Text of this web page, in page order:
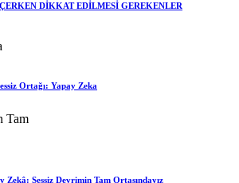
DİKKAT EDİLMESİ GEREKENLER
Ortağı: Yapay Zeka
Zekâ: Sessiz Devrimin Tam Ortasındayız